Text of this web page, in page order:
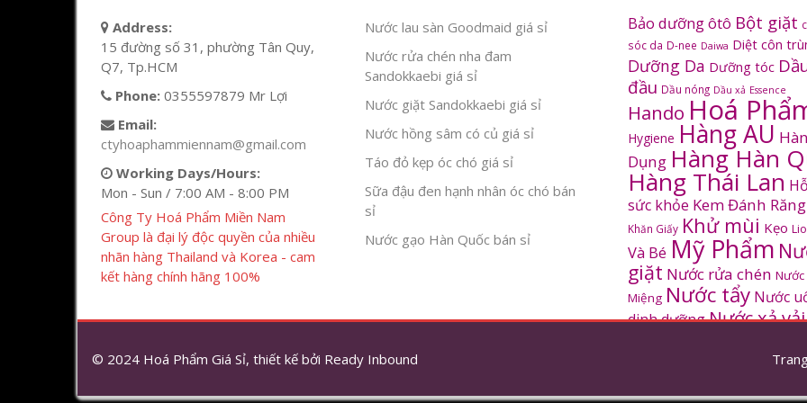
Address:
15 đường số 31, phường Tân Quy,
Q7, Tp.HCM
Phone: 0355597879 Mr Lợi
Email:
ctyhoaphammiennam@gmail.com
Working Days/Hours:
Mon - Sun / 7:00 AM - 8:00 PM
Công Ty Hoá Phẩm Miền Nam
Group là đại lý độc quyền của nhiều
nhãn hàng Thailand và Korea - cam
kết hàng chính hãng 100%
Nước lau sàn Goodmaid giá sỉ
Nước rửa chén nha đam
Sandokkaebi giá sỉ
Nước giặt Sandokkaebi giá sỉ
Nước hồng sâm có củ giá sỉ
Táo đỏ kẹp óc chó giá sỉ
Sữa đậu đen hạnh nhân óc chó bán
sỉ
Nước gạo Hàn Quốc bán sỉ
Bảo dưỡng ôtô Bột giặt
sóc da D-nee Daiwa Diệt côn
Dưỡng Da Dưỡng tóc
đầu Dầu nóng Dầu xả Essence
Hando Hoá
Hygiene Hàng AU
Dụng Hàng Hàn
Hàng Thái Lan
sức khỏe Kem Đánh Răng
Khăn Giấy Khử mùi Kẹo
Và Bé Mỹ Phẩm
giặt Nước rửa chén Nước
Miệng Nước tẩy Nước
dinh dưỡngNước xả vải
Sâm Hàn Quốc
© 2024 Hoá Phẩm Giá Sỉ, thiết kế bởi Ready Inbound